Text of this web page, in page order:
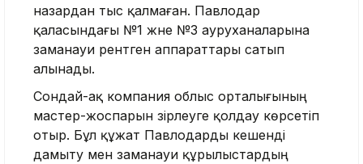
назардан тыс қалмаған. Павлодар
қаласындағы №1 және №3 ауруханаларына
заманауи рентген аппараттары сатып
алынады.
Сондай-ақ компания облыс орталығының
мастер-жоспарын әзірлеуге қолдау көрсетіп
отыр. Бұл құжат Павлодарды кешенді
дамыту мен заманауи құрылыстардың